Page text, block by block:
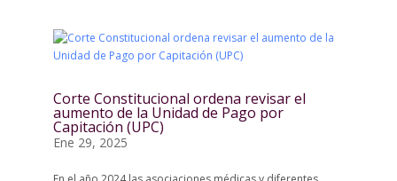
Corte Constitucional ordena revisar el
aumento de la Unidad de Pago por
Capitación (UPC)
Ene 29, 2025